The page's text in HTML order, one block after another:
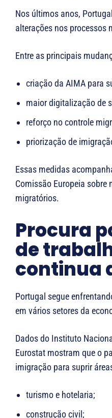
Nos últimos anos,
alterações nos processos
Entre as principais
criação da AIMA para
maior digitalização de
reforço no controle
priorização de
Essas medidas
Comissão Europeia sobre
migratórios.
Procura
de
continua
Portugal segue
em vários setores da
Dados do Instituto
Eurostat mostram que o
imigração para suprir
turismo e hotelaria;
construção civil;